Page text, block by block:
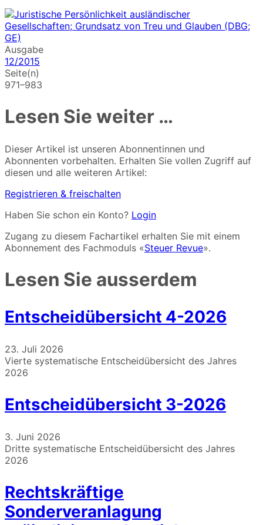
Ausgabe
12/2015
Seite(n)
971–983
Lesen Sie weiter …
Dieser Artikel ist unseren Abonnentinnen und
Abonnenten vorbehalten. Erhalten Sie vollen Zugriff auf
diesen und alle weiteren Artikel:
Registrieren & freischalten
Haben Sie schon ein Konto? Login
Zugang zu diesem Fachartikel erhalten Sie mit einem
Abonnement des Fachmoduls «Steuer Revue».
Lesen Sie ausserdem
Entscheidübersicht 4-2026
23. Juli 2026
Vierte systematische Entscheidübersicht des Jahres
2026
Entscheidübersicht 3-2026
3. Juni 2026
Dritte systematische Entscheidübersicht des Jahres
2026
Rechtskräftige
Sonderveranlagung